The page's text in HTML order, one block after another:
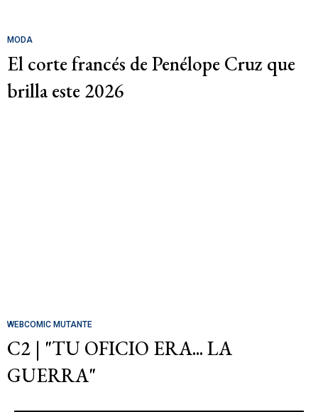
MODA
El corte francés de Penélope Cruz que
brilla este 2026
WEBCOMIC MUTANTE
C2 | "TU OFICIO ERA... LA
GUERRA"